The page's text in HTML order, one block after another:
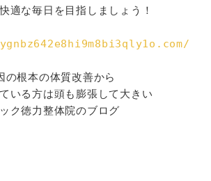
適な毎日を目指しましょう！
の根本の体質改善から
いる方は頭も膨張して大きい
ク徳力整体院のブログ